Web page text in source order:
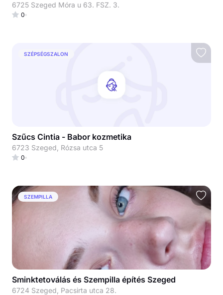
6725 Szeged Móra u 63. FSZ. 3.
0
SZÉPSÉGSZALON
Szűcs Cintia - Babor kozmetika
6723 Szeged, Rózsa utca 5
0
SZEMPILLA
Sminktetoválás és Szempilla építés Szeged
6724 Szeged, Pacsirta utca 28.